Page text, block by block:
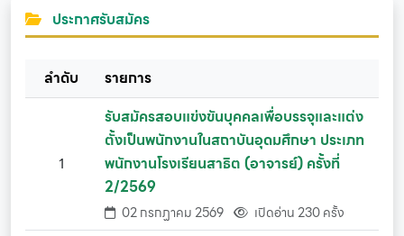
ประกาศรับสมัคร
ลำดับ รายการ
1
รับสมัครสอบแข่งขันบุคคลเพื่อบรรจุและแต่ง
ตั้งเป็นพนักงานในสถาบันอุดมศึกษา ประเภท
พนักงานโรงเรียนสาธิต (อาจารย์) ครั้งที่
2/2569
02 กรกฏาคม 2569 เปิดอ่าน 230 ครั้ง